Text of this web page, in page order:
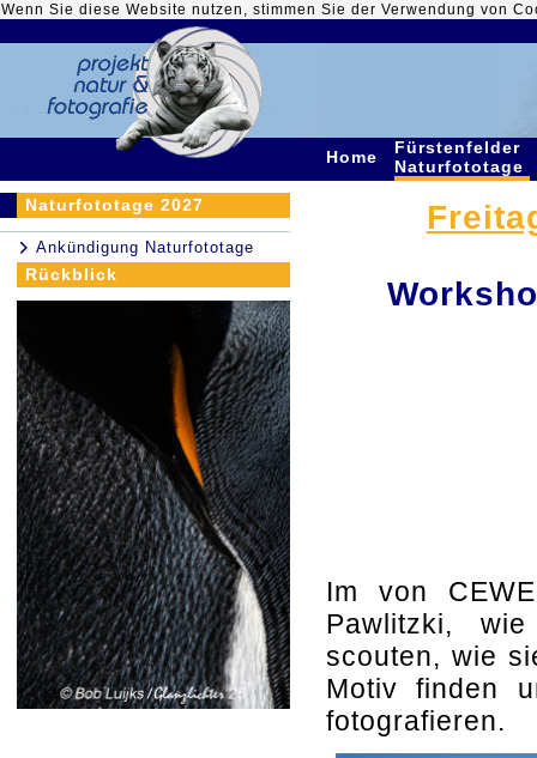
Wenn Sie diese Website nutzen, stimmen Sie der Verwendung von
Home
Fürstenfelder
Naturfototage
Naturfototage 2027
Ankündigung Naturfototage
Rückblick
Im von
Pawlitzki,
scouten, wie
Motiv finden
fotografieren.